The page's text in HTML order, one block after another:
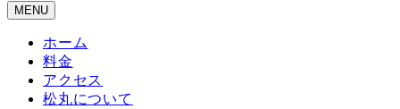
MENU
ホーム
料金
アクセス
松丸について